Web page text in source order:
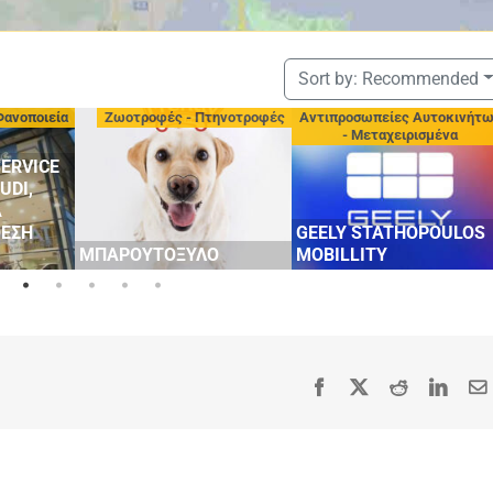
Sort by: Recommended
Ζωοτροφές - Πτηνοτροφές
ΜΠΑΡΟΥΤΟΞΥΛΟ
Αντιπροσωπείες
- Μεταχειρισμένα
GEELY STATHOPOULOS
MOBILLITY
Facebook Reddit